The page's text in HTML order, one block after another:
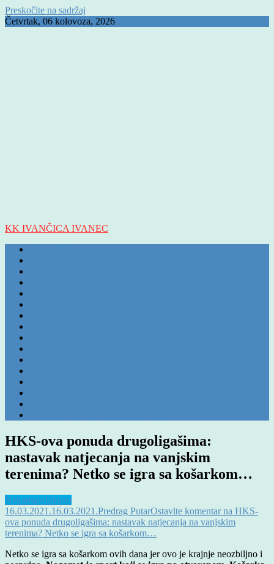
Preskočite na sadržaj
Četvrtak, 06 kolovoza, 2026
KK IVANČICA IVANEC
HKS-ova ponuda drugoligašima:
nastavak natjecanja na vanjskim
terenima? Netko se igra sa košarkom…
Nekategorizirano
16.03.2021.16.03.2021.Predrag PutarOstavite komentarna HKS-
ova ponuda drugoligašima: nastavak natjecanja na vanjskim
terenima? Netko se igra sa košarkom…
Netko se igra sa košarkom ovih dana jer ovo je krajnje neozbiljno i